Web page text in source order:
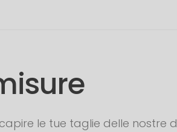
le tue taglie delle nostre